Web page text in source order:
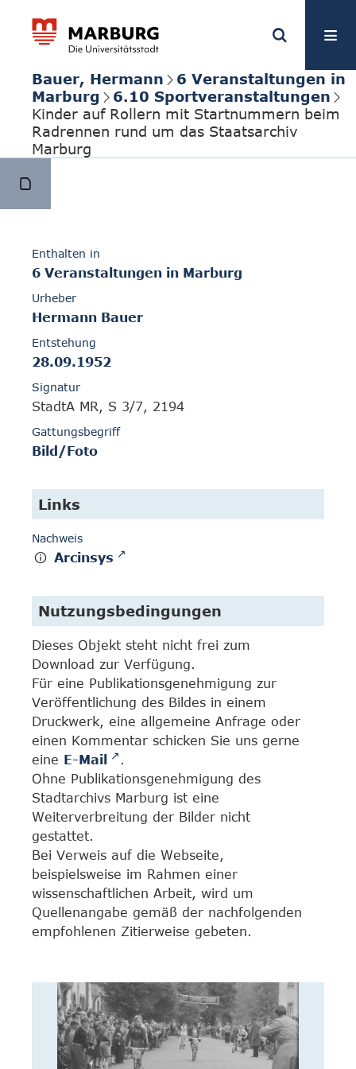
Bauer, Hermann
6 Veranstaltungen in
Marburg
6.10 Sportveranstaltungen
Kinder auf Rollern mit Startnummern beim
Radrennen rund um das Staatsarchiv
Marburg
Enthalten in
6 Veranstaltungen in Marburg
Urheber
Hermann Bauer
Entstehung
28.09.1952
Signatur
StadtA MR, S 3/7, 2194
Gattungsbegriff
Bild/Foto
Links
Nachweis
Arcinsys
Nutzungsbedingungen
Dieses Objekt steht nicht frei zum
Download zur Verfügung.
Für eine Publikationsgenehmigung zur
Veröffentlichung des Bildes in einem
Druckwerk, eine allgemeine Anfrage oder
einen Kommentar schicken Sie uns gerne
eine E-Mail
.
Ohne Publikationsgenehmigung des
Stadtarchivs Marburg ist eine
Weiterverbreitung der Bilder nicht
gestattet.
Bei Verweis auf die Webseite,
beispielsweise im Rahmen einer
wissenschaftlichen Arbeit, wird um
Quellenangabe gemäß der nachfolgenden
empfohlenen Zitierweise gebeten.